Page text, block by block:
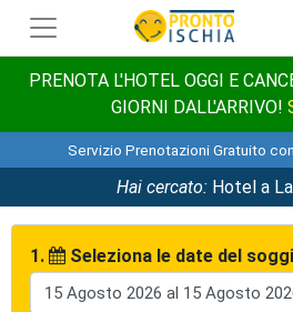
PRENOTA L'HOTEL OGGI E
GIORNI DALL'ARRIVO!
Servizio Prenotazioni Gratuito
Hai cercato:Hotel a
1. Seleziona le date del